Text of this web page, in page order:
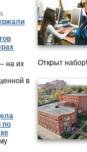
4
на их
в
по
Открыт набор!